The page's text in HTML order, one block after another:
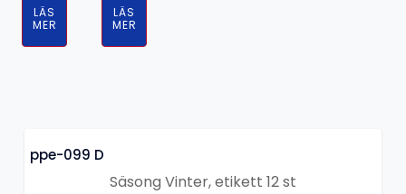
LÄS
MER
LÄS
MER
ppe-099 D
Säsong Vinter, etikett 12 st